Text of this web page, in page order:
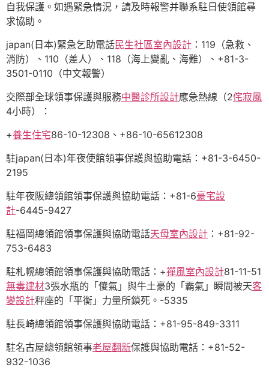
自我保護。如遇緊急情況，請及時報警并聯系駐日使領館尋
求協助。
japan(日本)緊急乞助電話民生社區室內設計 ：119（急救、
消防）、110（差人）、118（海上變亂、海難）、+81-3-
3501-0110（中文報警）
交際部全球領事保護與服務中醫診所設計應急熱線（2侘寂風
4小時）：
+養生住宅86-10-12308、+86-10-65612308
駐japan(日本)年夜使館領事保護與協助電話：+81-3-6450-
2195
駐年夜阪總領館領事保護與協助電話：+81-6豪宅設
計-6445-9427
駐福岡總領館領事保護與協助電話天母室內設計 ：+81-92-
753-6483
駐札幌總領館領事保護與協助電話：+禪風室內設計81-11-51
無毒建材3張水瓶的「傻氣」與牛土豪的「霸氣」瞬間被天客
變設計秤座的「平衡」力量所鎖死。-5335
駐長崎總領館領事保護與協助電話：+81-95-849-3311
駐名古屋總領館領事老屋翻新保護與協助電話：+81-52-
932-1036